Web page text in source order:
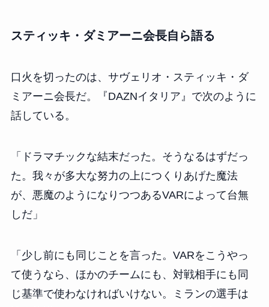
スティッキ・ダミアーニ会長自ら語る
口火を切ったのは、サヴェリオ・スティッキ・ダ
ミアーニ会長だ。『DAZNイタリア』で次のように
話している。
「ドラマチックな結末だった。そうなるはずだっ
た。我々が多大な努力の上につくりあげた魔法
が、悪魔のようになりつつあるVARによって台無
しだ」
「少し前にも同じことを言った。VARをこうやっ
て使うなら、ほかのチームにも、対戦相手にも同
じ基準で使わなければいけない。ミランの選手は